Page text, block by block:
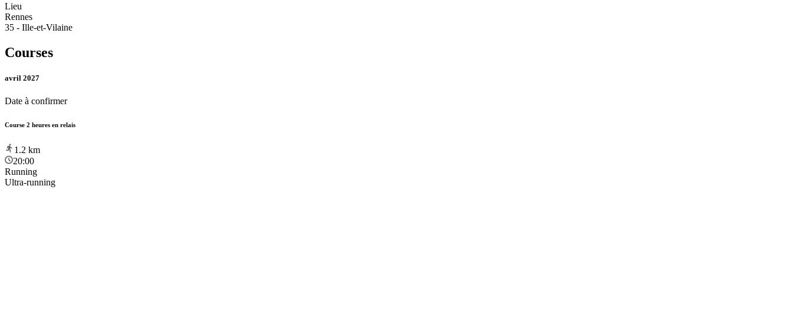
Lieu
Rennes
35 - Ille-et-Vilaine
Courses
avril 2027
Date à confirmer
Course 2 heures en relais
1.2 km
20:00
Running
Ultra-running